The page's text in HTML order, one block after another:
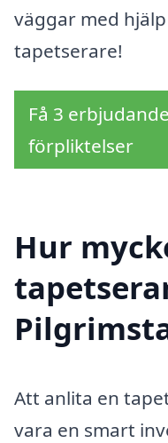
väggar med
tapetserare!
Få 3
förpliktelser
Hur
Att anlita en
vara en smart